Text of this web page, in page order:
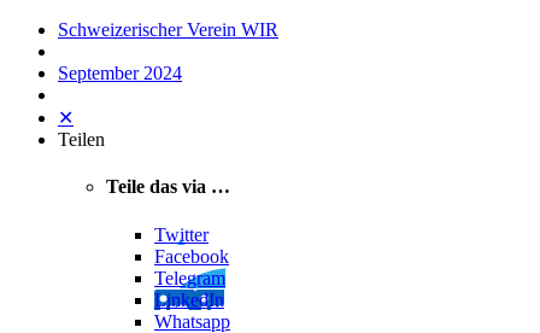
Schweizerischer Verein WIR
September 2024
✕
Teilen
Teile das via …
Twitter
Facebook
Telegram
LinkedIn
Whatsapp